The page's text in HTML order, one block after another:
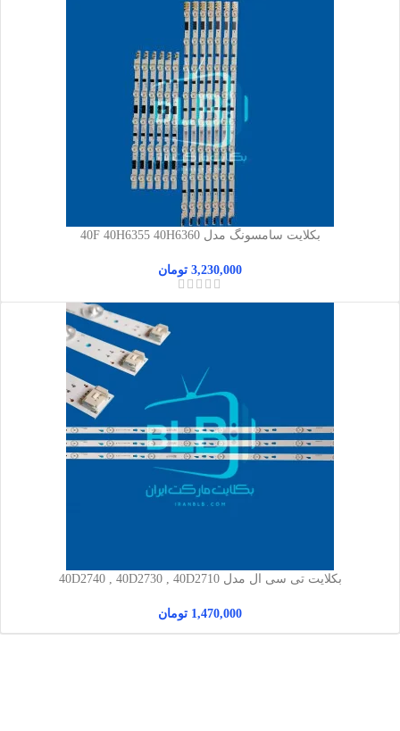
بکلایت سامسونگ مدل 40F 40H6355 40H6360
3,230,000 تومان
بکلایت تی سی ال مدل 40D2740 , 40D2730 , 40D2710
1,470,000 تومان